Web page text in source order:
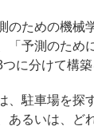
のための機械
「予測のため
に分けて構築
、駐車場を探
あるいは、ど